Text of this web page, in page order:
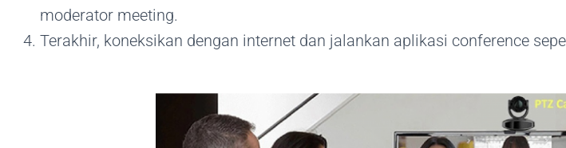
moderator meeting.
Terakhir, koneksikan dengan internet dan jalankan aplikasi conference